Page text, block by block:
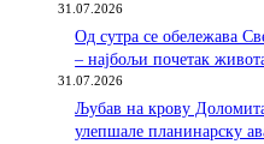
31.07.2026
Од сутра се обележава
– најбољи почетак
31.07.2026
Љубав на крову
улепшале планинарску